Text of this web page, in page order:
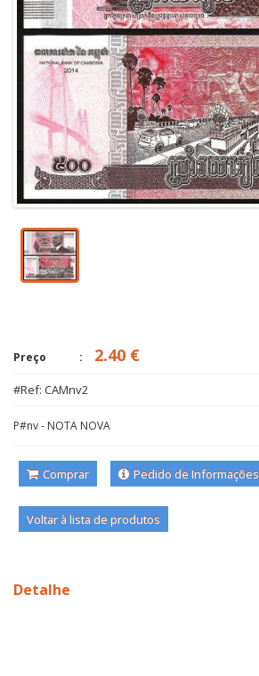
Preço 2.40 €
#Ref: CAMnv2
P#nv - NOTA NOVA
Comprar Pedido de Informações
Voltar à lista de produtos
Detalhe